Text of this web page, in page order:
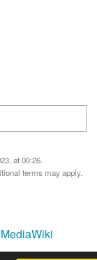
at 00:26.
terms may apply.